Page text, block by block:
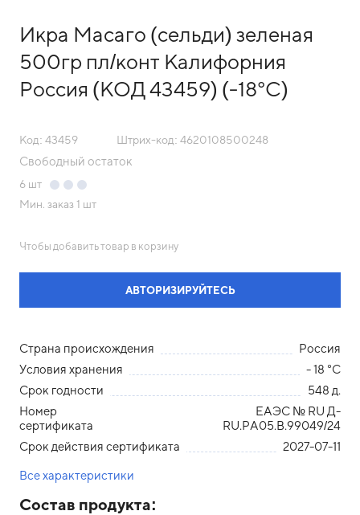
Икра Масаго (сельди) зеленая
500гр пл/конт Калифорния
Россия (КОД 43459) (-18°С)
Код: 43459 Штрих-код: 4620108500248
Свободный остаток
6 шт
Мин. заказ 1 шт
Чтобы добавить товар в корзину
АВТОРИЗИРУЙТЕСЬ
Страна происхождения
Россия
Условия хранения
- 18 °С
Срок годности
548 д.
Номер
сертификата
ЕАЭС № RU Д-
RU.PA05.B.99049/24
Срок действия сертификата
2027-07-11
Все характеристики
Состав продукта: